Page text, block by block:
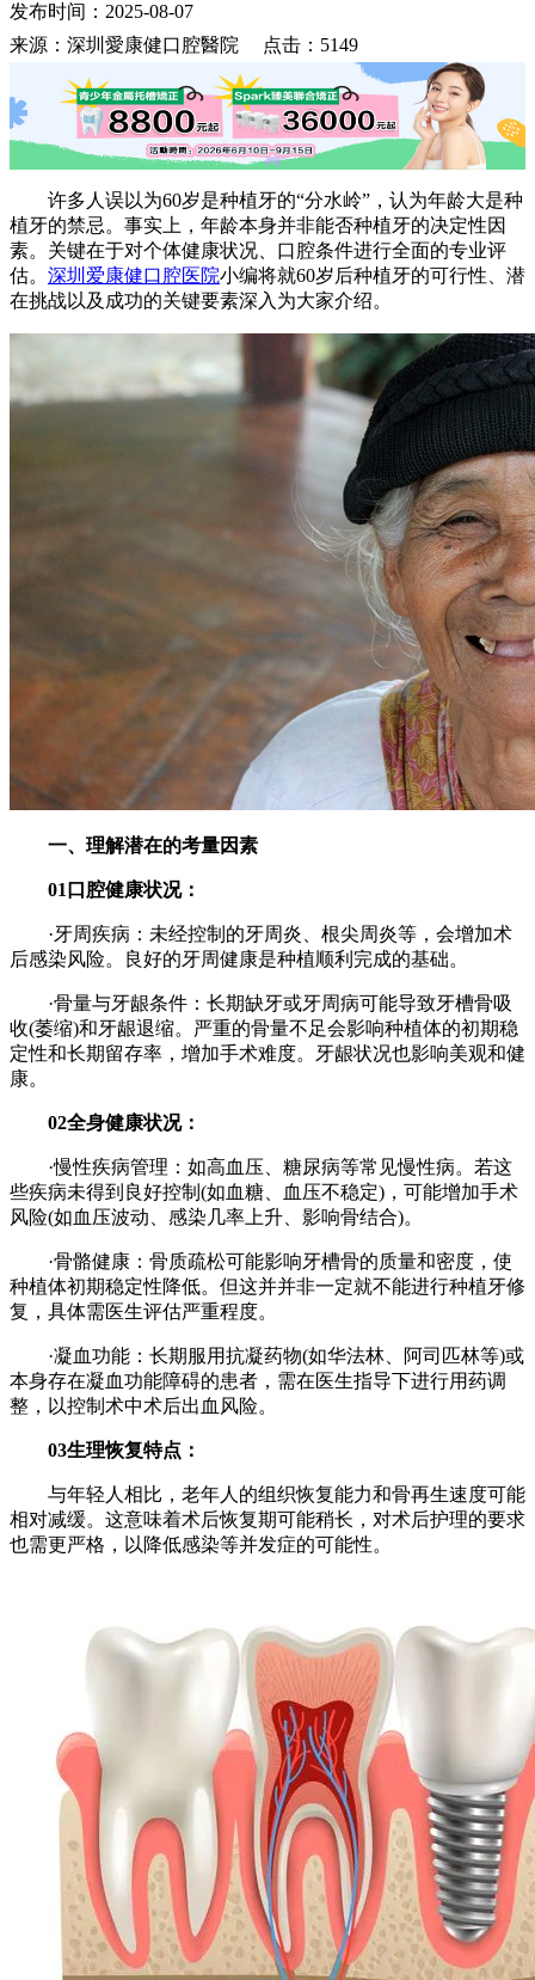
发布时间：2025-08-07
来源：深圳愛康健口腔醫院 点击：5149
许多人误以为60岁是种植牙的“分水岭”，认为年龄大是种
植牙的禁忌。事实上，年龄本身并非能否种植牙的决定性因
素。关键在于对个体健康状况、口腔条件进行全面的专业评
估。 深圳爱康健口腔医院小编将就60岁后种植牙的可行性、潜
在挑战以及成功的关键要素深入为大家介绍。
一、理解潜在的考量因素
01口腔健康状况：
·牙周疾病：未经控制的牙周炎、根尖周炎等，会增加术
后感染风险。良好的牙周健康是种植顺利完成的基础。
·骨量与牙龈条件：长期缺牙或牙周病可能导致牙槽骨吸
收(萎缩)和牙龈退缩。严重的骨量不足会影响种植体的初期稳
定性和长期留存率，增加手术难度。牙龈状况也影响美观和健
康。
02全身健康状况：
·慢性疾病管理：如高血压、糖尿病等常见慢性病。若这
些疾病未得到良好控制(如血糖、血压不稳定)，可能增加手术
风险(如血压波动、感染几率上升、影响骨结合)。
·骨骼健康：骨质疏松可能影响牙槽骨的质量和密度，使
种植体初期稳定性降低。但这并并非一定就不能进行种植牙修
复，具体需医生评估严重程度。
·凝血功能：长期服用抗凝药物(如华法林、阿司匹林等)或
本身存在凝血功能障碍的患者，需在医生指导下进行用药调
整，以控制术中术后出血风险。
03生理恢复特点：
与年轻人相比，老年人的组织恢复能力和骨再生速度可能
相对减缓。这意味着术后恢复期可能稍长，对术后护理的要求
也需更严格，以降低感染等并发症的可能性。